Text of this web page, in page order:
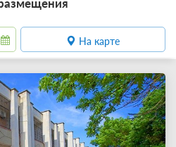
На карте